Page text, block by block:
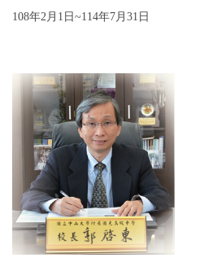
108年2月1日~114年7月31日